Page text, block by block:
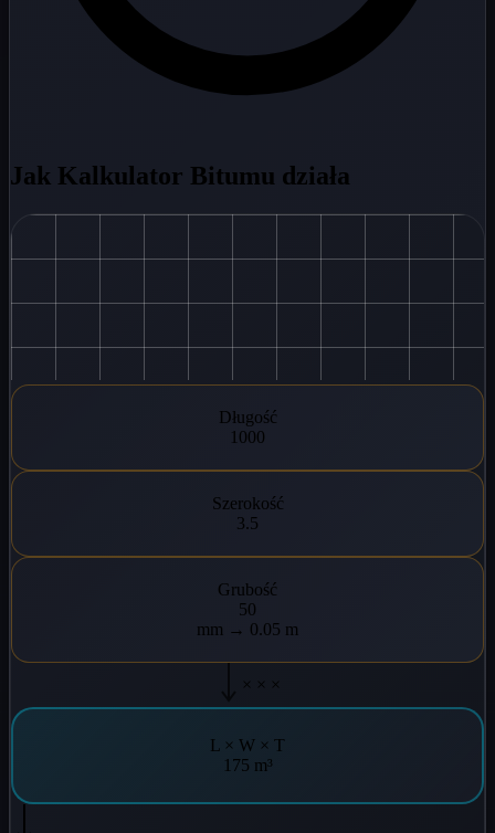
Jak Kalkulator Bitumu działa
Długość
1000
Szerokość
3.5
Grubość
50
mm → 0.05 m
× × ×
L × W × T
175 m³